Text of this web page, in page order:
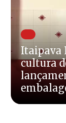
Itaipava
cultura